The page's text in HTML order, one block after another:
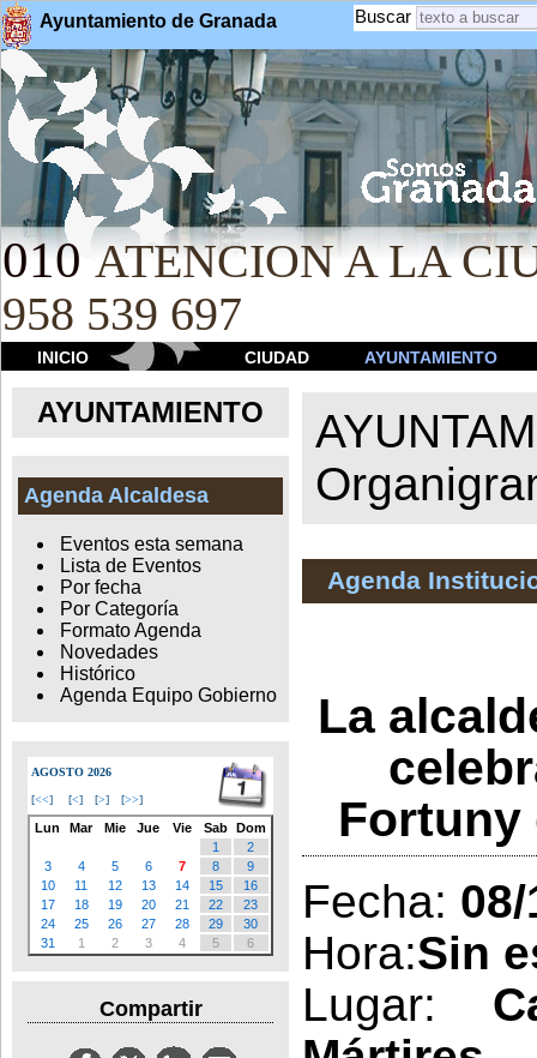
Ayuntamiento de Granada Buscar
010 ATENCION A LA
958 539 697
INICIO CIUDAD AYUNTAMIENTO
AYUNTAMIENTO
Agenda Alcaldesa
Eventos esta semana
Lista de Eventos
Por fecha
Por Categoría
Formato Agenda
Novedades
Histórico
Agenda Equipo Gobierno
AGOSTO 2026
[<<] [<] [>] [>>]
Lun Mar Mie Jue Vie Sab
Dom
1
2
3
4 5 6 7 8
9
10
11 12 13 14 15
16
17
18 19 20 21 22
23
24
25 26 27 28 29
30
31
1 2 3 4 5 6
Compartir
Agenda
La
Fortuny
Fecha:
Hora:Sin
Lugar: